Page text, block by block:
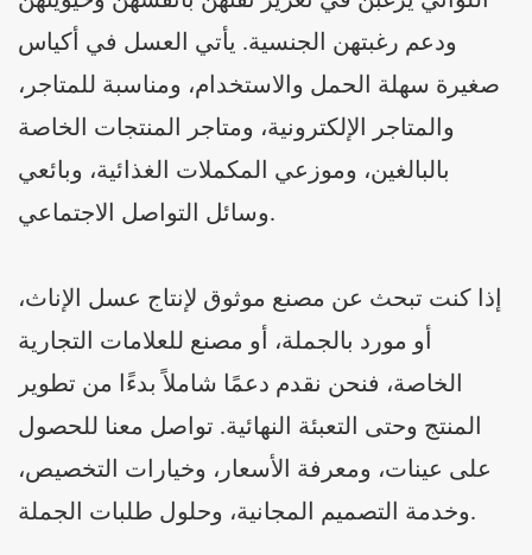
ودعم رغبتهن الجنسية. يأتي العسل في أكياس
صغيرة سهلة الحمل والاستخدام، ومناسبة للمتاجر،
والمتاجر الإلكترونية، ومتاجر المنتجات الخاصة
بالبالغين، وموزعي المكملات الغذائية، وبائعي
وسائل التواصل الاجتماعي.
إذا كنت تبحث عن مصنع موثوق لإنتاج عسل الإناث،
أو مورد بالجملة، أو مصنع للعلامات التجارية
الخاصة، فنحن نقدم دعمًا شاملاً بدءًا من تطوير
المنتج وحتى التعبئة النهائية. تواصل معنا للحصول
على عينات، ومعرفة الأسعار، وخيارات التخصيص،
وخدمة التصميم المجانية، وحلول طلبات الجملة.